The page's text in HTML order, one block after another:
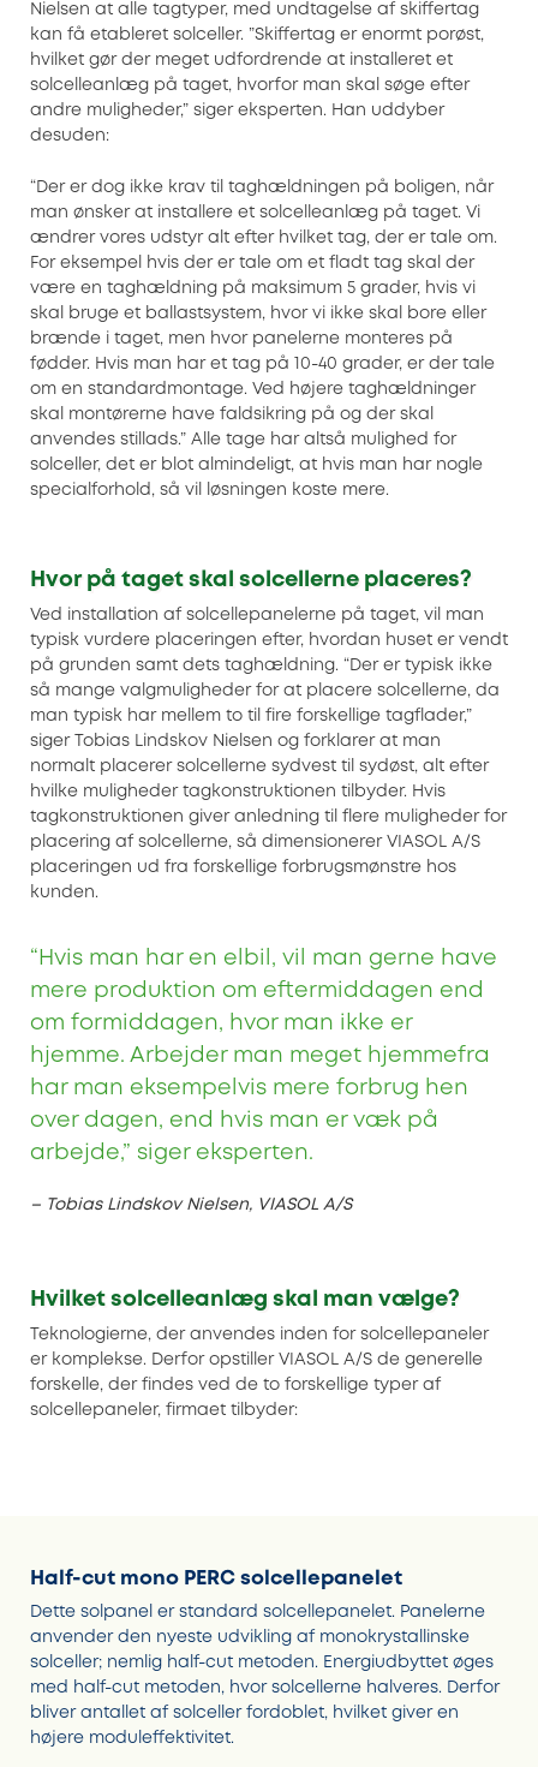
Nielsen at alle tagtyper, med undtagelse af skiffertag
kan få etableret solceller. ”Skiffertag er enormt porøst,
hvilket gør der meget udfordrende at installeret et
solcelleanlæg på taget, hvorfor man skal søge efter
andre muligheder,” siger eksperten. Han uddyber
desuden:
“Der er dog ikke krav til taghældningen på boligen, når
man ønsker at installere et solcelleanlæg på taget. Vi
ændrer vores udstyr alt efter hvilket tag, der er tale om.
For eksempel hvis der er tale om et fladt tag skal der
være en taghældning på maksimum 5 grader, hvis vi
skal bruge et ballastsystem, hvor vi ikke skal bore eller
brænde i taget, men hvor panelerne monteres på
fødder. Hvis man har et tag på 10-40 grader, er der tale
om en standardmontage. Ved højere taghældninger
skal montørerne have faldsikring på og der skal
anvendes stillads.” Alle tage har altså mulighed for
solceller, det er blot almindeligt, at hvis man har nogle
specialforhold, så vil løsningen koste mere.
Hvor på taget skal solcellerne placeres?
Ved installation af solcellepanelerne på taget, vil man
typisk vurdere placeringen efter, hvordan huset er vendt
på grunden samt dets taghældning. “Der er typisk ikke
så mange valgmuligheder for at placere solcellerne, da
man typisk har mellem to til fire forskellige tagflader,”
siger Tobias Lindskov Nielsen og forklarer at man
normalt placerer solcellerne sydvest til sydøst, alt efter
hvilke muligheder tagkonstruktionen tilbyder. Hvis
tagkonstruktionen giver anledning til flere muligheder for
placering af solcellerne, så dimensionerer VIASOL A/S
placeringen ud fra forskellige forbrugsmønstre hos
kunden.
“Hvis man har en elbil, vil man gerne have
mere produktion om eftermiddagen end
om formiddagen, hvor man ikke er
hjemme. Arbejder man meget hjemmefra
har man eksempelvis mere forbrug hen
over dagen, end hvis man er væk på
arbejde,” siger eksperten.
– Tobias Lindskov Nielsen, VIASOL A/S
Hvilket solcelleanlæg skal man vælge?
Teknologierne, der anvendes inden for solcellepaneler
er komplekse. Derfor opstiller VIASOL A/S de generelle
forskelle, der findes ved de to forskellige typer af
solcellepaneler, firmaet tilbyder:
Half-cut mono PERC solcellepanelet
Dette solpanel er standard solcellepanelet. Panelerne
anvender den nyeste udvikling af monokrystallinske
solceller; nemlig half-cut metoden. Energiudbyttet øges
med half-cut metoden, hvor solcellerne halveres. Derfor
bliver antallet af solceller fordoblet, hvilket giver en
højere moduleffektivitet.